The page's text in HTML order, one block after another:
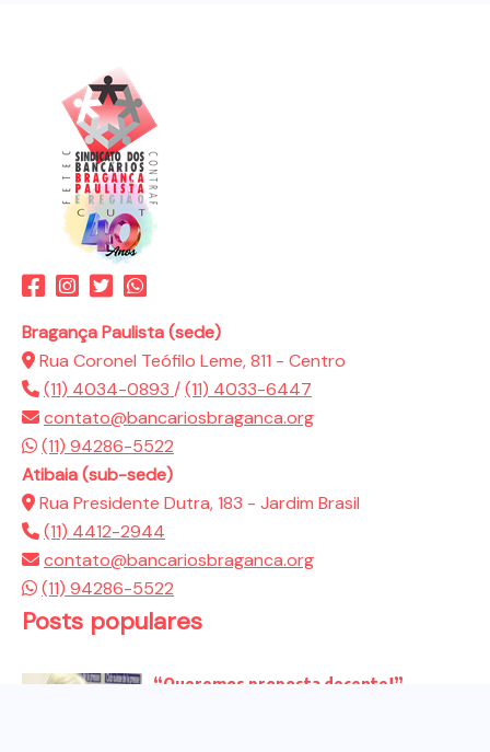
Bragança Paulista (sede)
Rua Coronel Teófilo Leme, 811 - Centro
(11) 4034-0893 /(11) 4033-6447
contato@bancariosbraganca.org
(11) 94286-5522
Atibaia (sub-sede)
Rua Presidente Dutra, 183 - Jardim Brasil
(11) 4412-2944
contato@bancariosbraganca.org
(11) 94286-5522
Posts populares
“Queremos proposta decente!”